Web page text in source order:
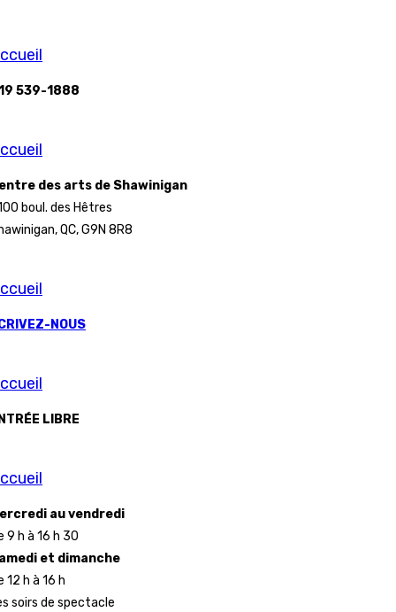
539-1888
des arts de Shawinigan
boul. des Hêtres
QC, G9N 8R8
NOUS
LIBRE
au vendredi
9 h à 16 h 30
et dimanche
12 h à 16 h
soirs de spectacle